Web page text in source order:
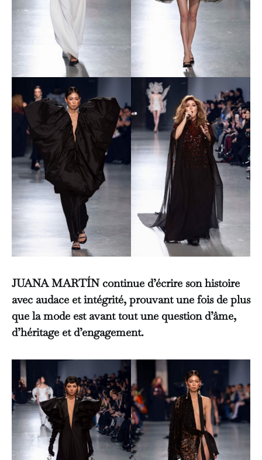
JUANA MARTÍN continue d’écrire son histoire
avec audace et intégrité, prouvant une fois de plus
que la mode est avant tout une question d’âme,
d’héritage et d’engagement.